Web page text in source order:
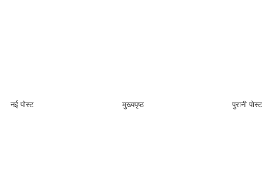
नई पोस्ट पुरानी पोस्ट
मुख्यपृष्ठ